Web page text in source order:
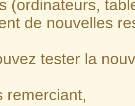
(ordinateurs,
de nouvelles
tester la
remerciant,